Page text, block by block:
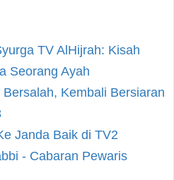
TV AlHijrah: Kisah
Seorang Ayah
Kembali Bersiaran
Janda Baik di TV2
- Cabaran Pewaris